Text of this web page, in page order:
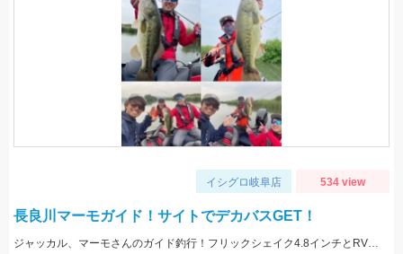
イシグロ岐阜店 534 view
長良川マーモガイド！サイトでデカバスGET！
ジャッカル、マーモさんのガイド釣行！フリックシェイク4.8インチとRVドリフトフライ3インチで釣れました！